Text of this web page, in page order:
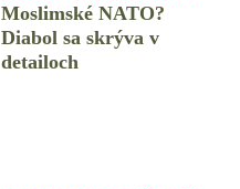
Moslimské NATO?
Diabol sa skrýva v
detailoch